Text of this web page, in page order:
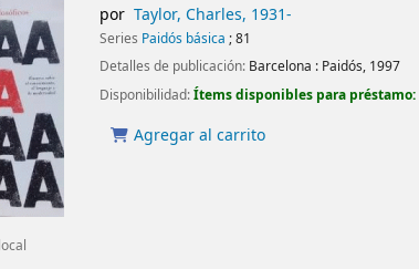
por Taylor, Charles, 1931-
Series Paidós básica ; 81
Detalles de publicación: Barcelona : Paidós, 1997
Disponibilidad:Ítems disponibles para préstamo:
Agregar al carrito